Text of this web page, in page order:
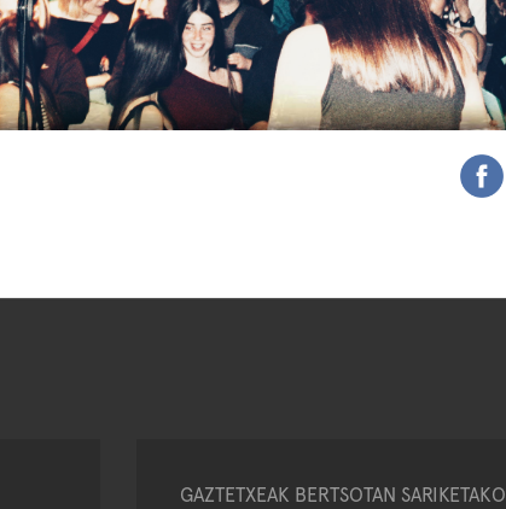
GAZTETXEAK BERTSOTAN SARIKETAKO